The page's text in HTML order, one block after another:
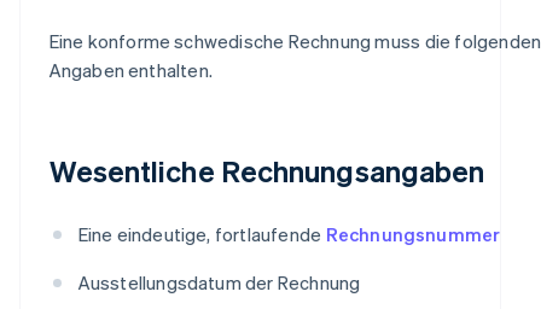
Eine konforme schwedische Rechnung muss die folgenden
Angaben enthalten.
Wesentliche Rechnungsangaben
Eine eindeutige, fortlaufende Rechnungsnummer
Ausstellungsdatum der Rechnung